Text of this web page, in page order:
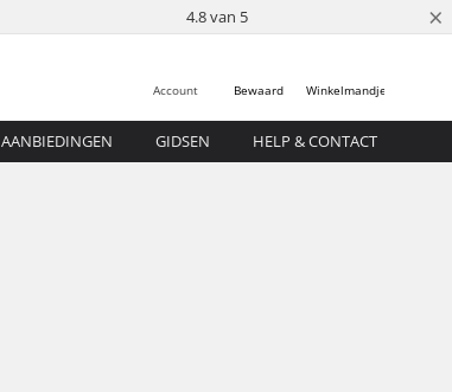
4.8 van 5 ×
Winkelmandje
Bewaard
Account
AANBIEDINGEN GIDSEN HELP & CONTACT